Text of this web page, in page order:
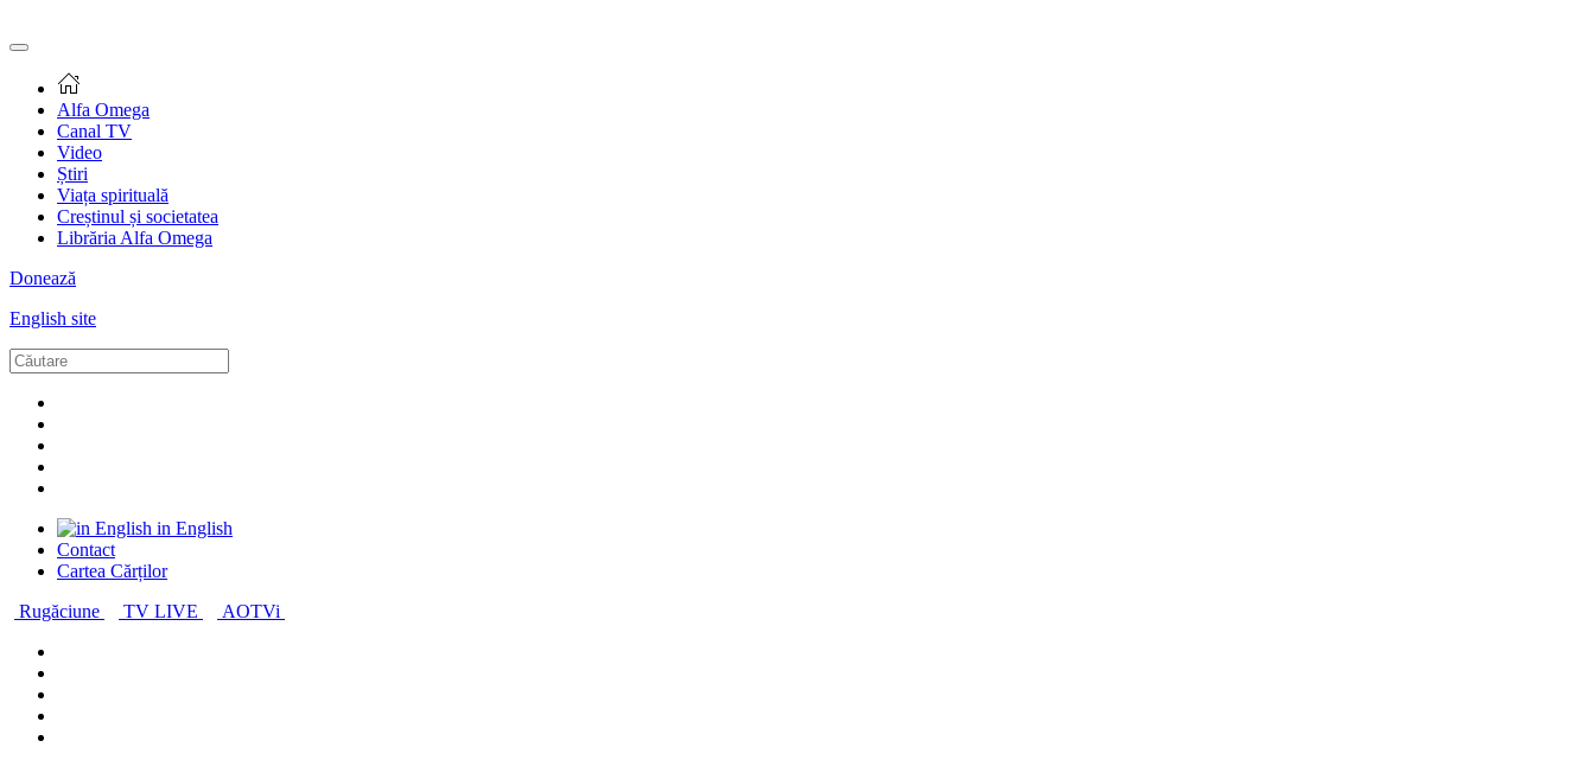
Alfa Omega
Canal TV
Video
Știri
Viața spirituală
Creștinul și societatea
Librăria Alfa Omega
Donează
English site
in English
Contact
Cartea Cărților
Rugăciune
TV LIVE AOTVi